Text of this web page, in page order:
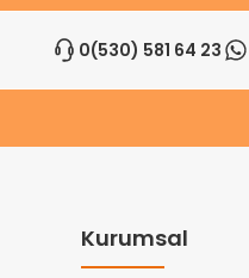
0(530) 581 64 23
Kurumsal